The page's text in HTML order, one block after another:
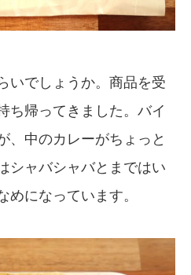
いでしょうか。商品を受
ち帰ってきました。バイ
、中のカレーがちょっと
シャバシャバとまではい
めになっています。